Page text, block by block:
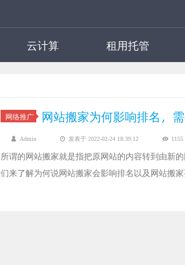
云计算 租用托管
网络推广 网站搬家为何影响排名，
Admin 发表于 2022-02-24 18:39:12
所谓的网站搬家就是指把原网站的内容转到由新
们来了解为何说网站搬家会影响排名以及网站搬